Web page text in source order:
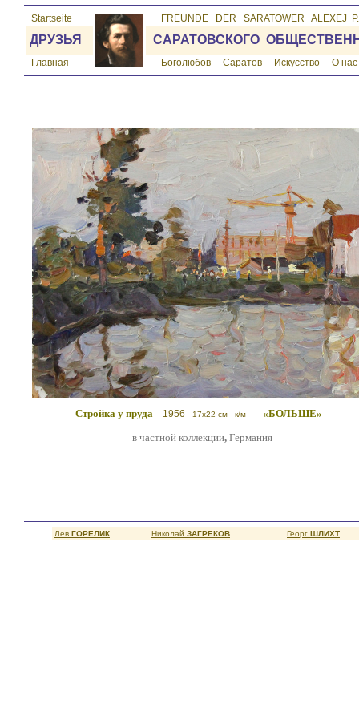
Стройка у пруда 1956 17x22 см к/м
«БОЛЬШЕ»
в частной коллекции,Германия